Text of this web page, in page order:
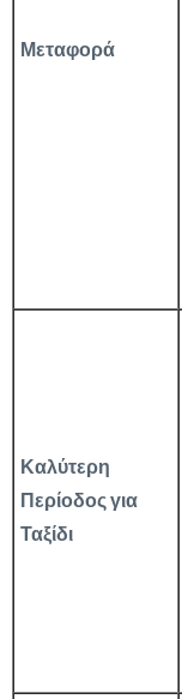
Μεταφορά
Καλύτερη
Περίοδος για
Ταξίδι